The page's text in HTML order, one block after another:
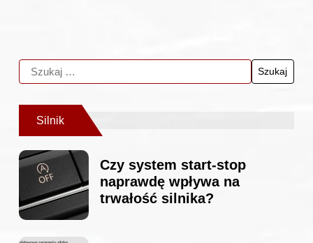
Silnik
Czy system start-stop
naprawdę wpływa na
trwałość silnika?